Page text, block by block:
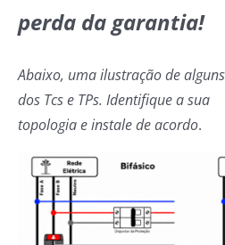
perda da garantia!
Abaixo, uma ilustração de
dos Tcs e TPs. Identifique a sua
topologia e instale de acordo.